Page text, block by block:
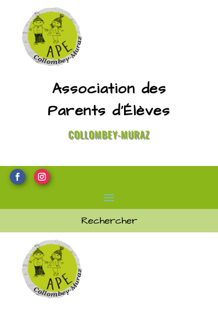
Association des
Parents d’Élèves
COLLOMBEY-MURAZ